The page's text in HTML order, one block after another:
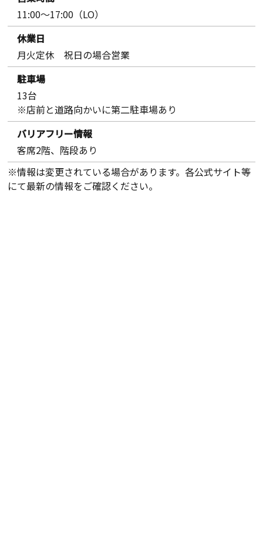
11:00〜17:00（LO）
休業日
月火定休 祝日の場合営業
駐車場
13台
※店前と道路向かいに第二駐車場あり
バリアフリー情報
客席2階、階段あり
※情報は変更されている場合があります。各公式サイト等
にて最新の情報をご確認ください。